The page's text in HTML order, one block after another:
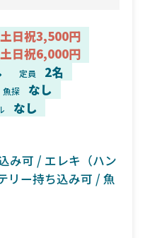
日祝3,500円
日祝6,000円
定員 2名
魚探 なし
なし
み可 / エレキ（ハン
リー持ち込み可 / 魚